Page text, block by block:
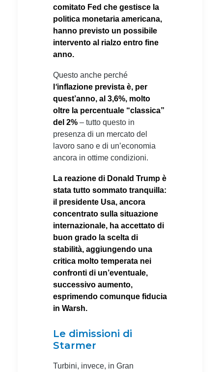
comitato Fed che gestisce la
politica monetaria americana,
hanno previsto un possibile
intervento al rialzo entro fine
anno.
Questo anche perché
‘inflazione prevista è, per
quest’anno, al 3,6%, molto
oltre la percentuale “classica”
del 2% – tutto questo in
presenza di un mercato del
lavoro sano e di un’economia
ancora in ottime condizioni.
La reazione di Donald Trump è
stata tutto sommato tranquilla:
il presidente Usa, ancora
concentrato sulla situazione
internazionale, ha accettato di
buon grado la scelta di
stabilità, aggiungendo una
critica molto temperata nei
confronti di un’eventuale,
successivo aumento,
esprimendo comunque fiducia
in Warsh.
Le dimissioni di
Starmer
Turbini, invece, in Gran